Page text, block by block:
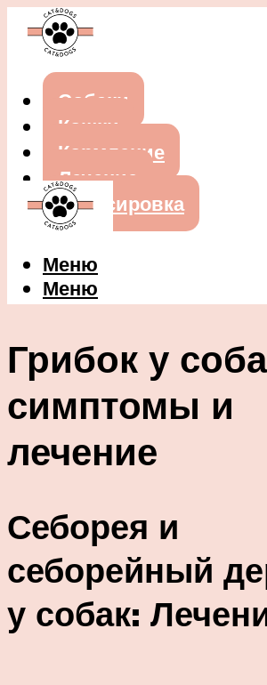
Собаки
Кошки
Кормление
Лечение
Дрессировка
Меню
Меню
Грибок у
симптомы и
лечение
Себорея и
себорейный
у собак: